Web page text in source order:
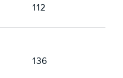
112
136